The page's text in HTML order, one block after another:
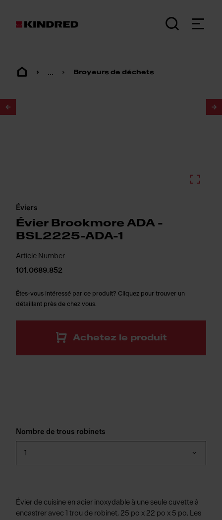
... Broyeurs de déchets
Éviers
Évier Brookmore ADA -
BSL2225-ADA-1
Article Number
101.0689.852
Êtes-vous intéressé par ce produit? Cliquez pour trouver un
détaillant près de chez vous.
Achetez le produit
Nombre de trous robinets
1
Évier de cuisine en acier inoxydable à une seule cuvette à
encastrer avec 1 trou de robinet, 25 po x 22 po x 5 po. Les